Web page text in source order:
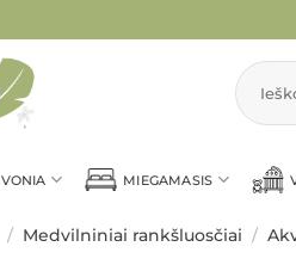
Ieškoti:
VONIA MIEGAMASIS
/ Medvilniniai rankšluosčiai /